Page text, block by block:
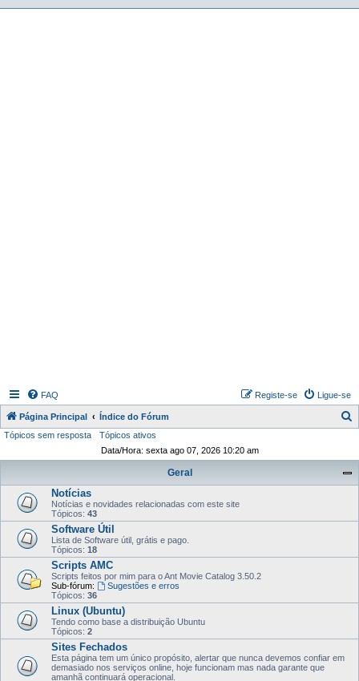
FAQ Ligue-se
Registe-se
Página Principal Índice do Fórum
Tópicos sem resposta
Tópicos ativos
Data/Hora: sexta ago 07, 2026 10:20 am
Geral
Notícias
Notícias e novidades relacionadas com este site
Tópicos: 43
Software Útil
Lista de Software útil, grátis e pago.
Tópicos: 18
Scripts AMC
Scripts feitos por mim para o Ant Movie Catalog 3.50.2
Sub-fórum:
Sugestões e erros
Tópicos: 36
Linux (Ubuntu)
Tendo como base a distribuição Ubuntu
Tópicos: 2
Sites Fechados
Esta página tem um único propósito, alertar que nunca devemos confiar em
demasiado nos serviços online, hoje funcionam mas nada garante que
amanhã continuará operacional.